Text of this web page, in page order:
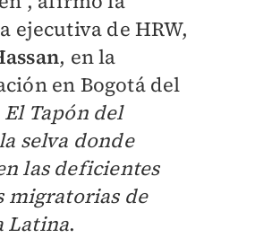
ejecutiva de HRW,
, en la
en Bogotá del
El Tapón del
selva donde
las deficientes
migratorias de
Latina.